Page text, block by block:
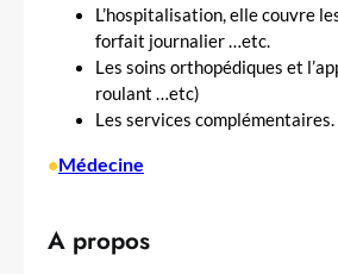
L’hospitalisation, elle couvre
forfait journalier …etc.
Les soins orthopédiques et
roulant …etc)
Les services complémentaires.
•Médecine
A propos